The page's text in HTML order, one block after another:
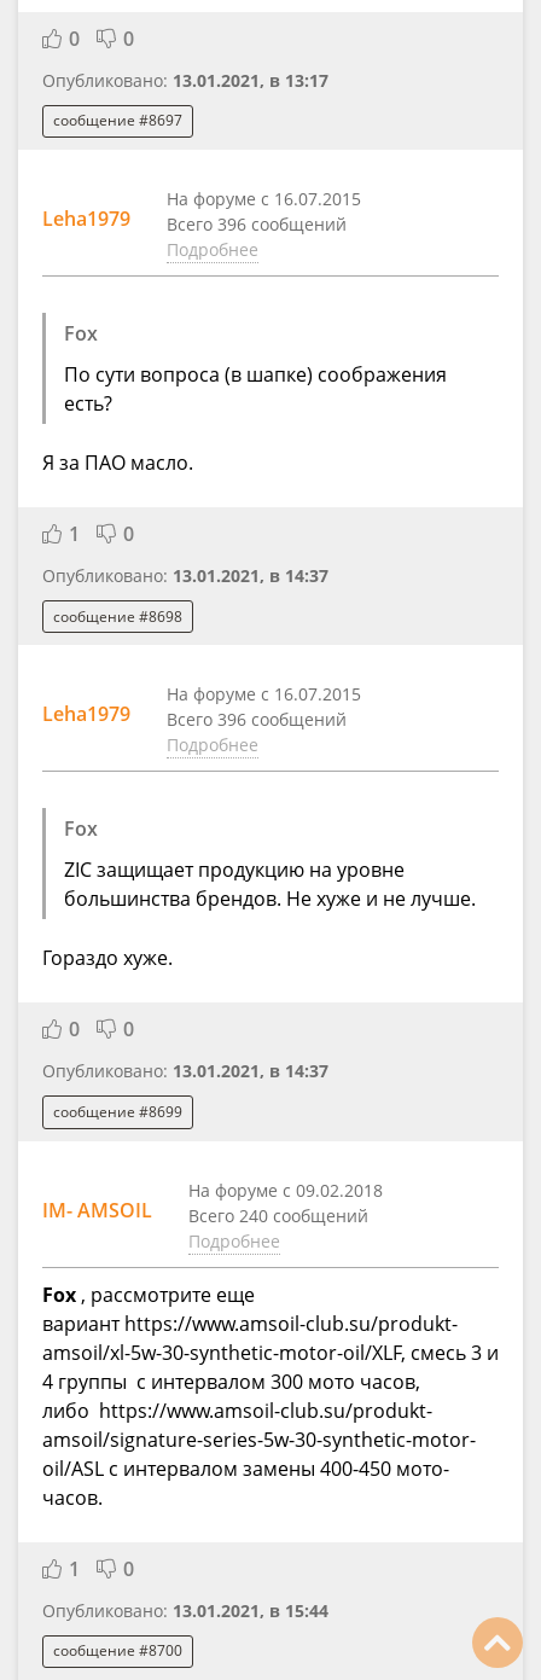
0 0
Опубликовано: 13.01.2021, в 13:17
сообщение #8697
Leha1979
На форуме с 16.07.2015
Всего 396 сообщений
Подробнее
Fox
По сути вопроса (в шапке) соображения
есть?
Я за ПАО масло.
1 0
Опубликовано: 13.01.2021, в 14:37
сообщение #8698
Leha1979
На форуме с 16.07.2015
Всего 396 сообщений
Подробнее
Fox
ZIC защищает продукцию на уровне
большинства брендов. Не хуже и не лучше.
Гораздо хуже.
0 0
Опубликовано: 13.01.2021, в 14:37
сообщение #8699
IM- AMSOIL
На форуме с 09.02.2018
Всего 240 сообщений
Подробнее
Fox , рассмотрите еще
вариант https://www.amsoil-club.su/produkt-
amsoil/xl-5w-30-synthetic-motor-oil/XLF, смесь 3 и
4 группы с интервалом 300 мото часов,
либо https://www.amsoil-club.su/produkt-
amsoil/signature-series-5w-30-synthetic-motor-
oil/ASL с интервалом замены 400-450 мото-
часов.
1 0
Опубликовано: 13.01.2021, в 15:44
сообщение #8700